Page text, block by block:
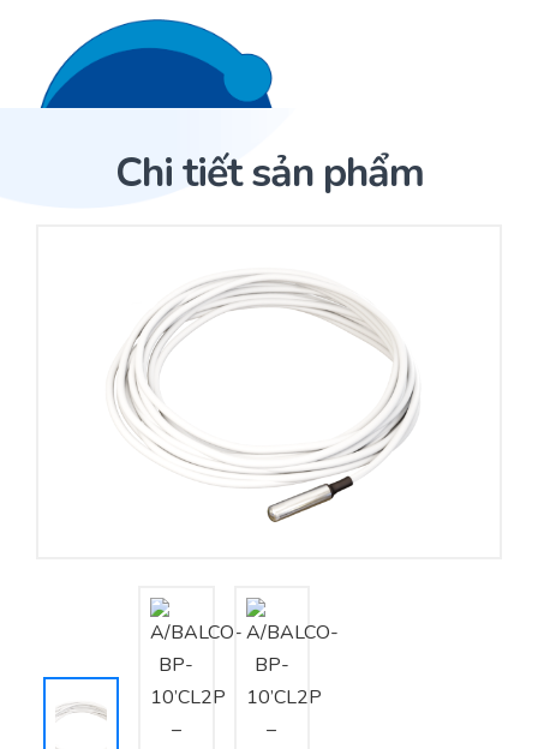
Trang Chủ
Cảm biến ACI
Nhà phân phối cảm biến
Nhà sản xuất thiết bị điều khiển
Cung cấp giải pháp quản lý cho toà nhà (BMS)
Tư vấn – Thiết kế – Cung cấp thiết bị HVAC
Tư vấn thiết kế, thi công tủ điều khiển
Thi công – Lắp đặt hệ thống HVAC
Chi tiết sản phẩm